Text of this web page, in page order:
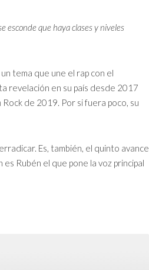
esconde que haya clases y niveles
tema que une el rap con el
revelación en su país desde 2017
de 2019. Por si fuera poco, su
Es, también, el quinto avance
Rubén el que pone la voz principal